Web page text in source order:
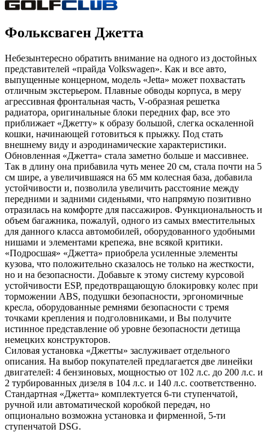
Фольксваген Джетта
Небезынтересно обратить внимание на одного из достойных
представителей «прайда Volkswagen». Как и все авто,
выпущенные концерном, модель «Jetta» может похвастать
отличным экстерьером. Плавные обводы корпуса, в меру
агрессивная фронтальная часть, V-образная решетка
радиатора, оригинальные блоки передних фар, все это
приближает «Джетту» к образу большой, слегка оскаленной
кошки, начинающей готовиться к прыжку. Под стать
внешнему виду и аэродинамические характеристики.
Обновленная «Джетта» стала заметно больше и массивнее.
Так в длину она прибавила чуть менее 20 см, стала почти на 5
см шире, а увеличившаяся на 65 мм колесная база, добавила
устойчивости и, позволила увеличить расстояние между
передними и задними сиденьями, что напрямую позитивно
отразилась на комфорте для пассажиров. Функциональность и
объем багажника, пожалуй, одного из самых вместительных
для данного класса автомобилей, оборудованного удобными
нишами и элементами крепежа, вне всякой критики.
«Подросшая» «Джетта» приобрела усиленные элементы
кузова, что положительно сказалось не только на жесткости,
но и на безопасности. Добавьте к этому систему курсовой
устойчивости ESP, предотвращающую блокировку колес при
торможении ABS, подушки безопасности, эргономичные
кресла, оборудованные ремнями безопасности с тремя
точками крепления и подголовниками, и Вы получите
истинное представление об уровне безопасности детища
немецких конструкторов.
Силовая установка «Джетты» заслуживает отдельного
описания. На выбор покупателей предлагается две линейки
двигателей: 4 бензиновых, мощностью от 102 л.с. до 200 л.с. и
2 турбированных дизеля в 104 л.с. и 140 л.с. соответственно.
Стандартная «Джетта» комплектуется 6-ти ступенчатой,
ручной или автоматической коробкой передач, но
опционально возможна установка и фирменной, 5-ти
ступенчатой DSG.